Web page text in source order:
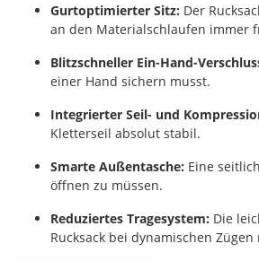
Gurtoptimierter Sitz: Der
an den Materialschlaufen immer
Blitzschneller Ein-Hand-
einer Hand sichern musst.
Integrierter Seil- und
Kletterseil absolut stabil.
Smarte Außentasche: Eine
öffnen zu müssen.
Reduziertes Tragesystem: Die
Rucksack bei dynamischen